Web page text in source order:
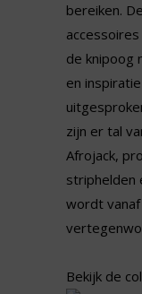
bereiken.
de knipoog
en
zijn er tal
Afrojack,
striphelden
wordt
Bekijk de